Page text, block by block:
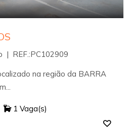
| REF.:PC102909
na região da BARRA
1 Vaga(s)